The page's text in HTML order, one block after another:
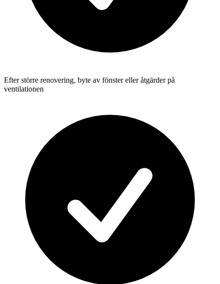
Efter större renovering, byte av fönster eller åtgärder på
ventilationen